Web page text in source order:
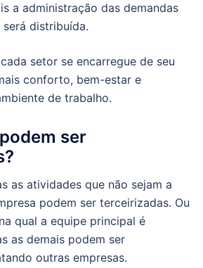
a administração das demandas
distribuída.
setor se encarregue de seu
conforto, bem-estar e
de trabalho.
ser
as atividades que não sejam a
podem ser terceirizadas. Ou
qual a equipe principal é
as demais podem ser
outras empresas.